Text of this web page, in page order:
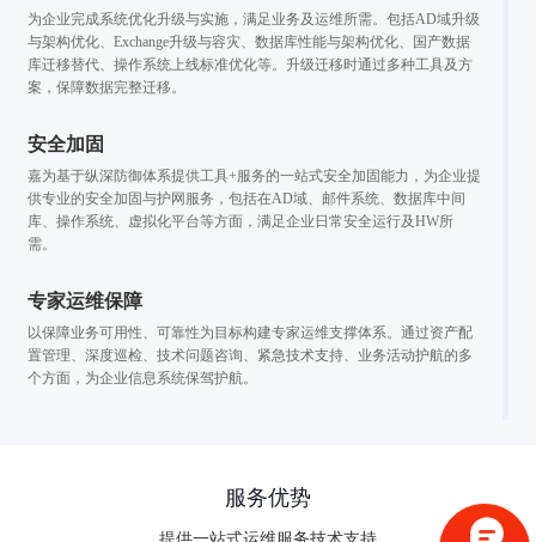
为企业完成系统优化升级与实施，满足业务及运维所需。包括AD域升级
与架构优化、Exchange升级与容灾、数据库性能与架构优化、国产数据
库迁移替代、操作系统上线标准优化等。升级迁移时通过多种工具及方
案，保障数据完整迁移。
安全加固
嘉为基于纵深防御体系提供工具+服务的一站式安全加固能力，为企业提
供专业的安全加固与护网服务，包括在AD域、邮件系统、数据库中间
库、操作系统、虚拟化平台等方面，满足企业日常安全运行及HW所
需。
专家运维保障
以保障业务可用性、可靠性为目标构建专家运维支撑体系。通过资产配
置管理、深度巡检、技术问题咨询、紧急技术支持、业务活动护航的多
个方面，为企业信息系统保驾护航。
服务优势